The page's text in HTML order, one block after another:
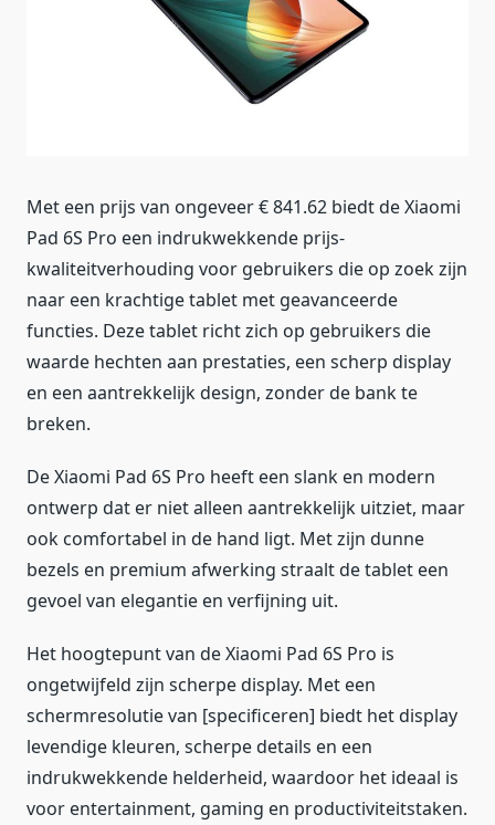
Met een prijs van ongeveer € 841.62 biedt de Xiaomi
Pad 6S Pro een indrukwekkende prijs-
kwaliteitverhouding voor gebruikers die op zoek zijn
naar een krachtige tablet met geavanceerde
functies. Deze tablet richt zich op gebruikers die
waarde hechten aan prestaties, een scherp display
en een aantrekkelijk design, zonder de bank te
breken.
De Xiaomi Pad 6S Pro heeft een slank en modern
ontwerp dat er niet alleen aantrekkelijk uitziet, maar
ook comfortabel in de hand ligt. Met zijn dunne
bezels en premium afwerking straalt de tablet een
gevoel van elegantie en verfijning uit.
Het hoogtepunt van de Xiaomi Pad 6S Pro is
ongetwijfeld zijn scherpe display. Met een
schermresolutie van [specificeren] biedt het display
levendige kleuren, scherpe details en een
indrukwekkende helderheid, waardoor het ideaal is
voor entertainment, gaming en productiviteitstaken.